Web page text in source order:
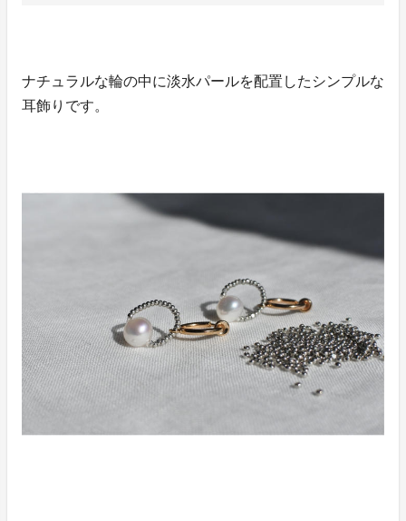
ナチュラルな輪の中に淡水パールを配置したシンプルな
耳飾りです。